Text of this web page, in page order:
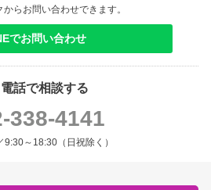
からお問い合わせできます。
でお問い合わせ
電話で相談する
338-4141
9:30～18:30（日祝除く）